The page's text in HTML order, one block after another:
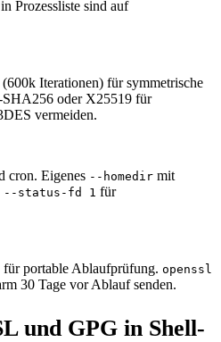
Prozessliste sind auf
Iterationen) für symmetrische
oder X25519 für
vermeiden.
cron. Eigenes --homedir mit
--status-fd 1 für
für portable Ablaufprüfung. openssl
30 Tage vor Ablauf senden.
und GPG in Shell-